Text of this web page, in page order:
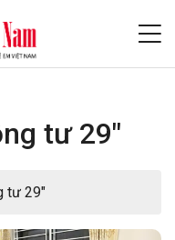
tư 29"
tư 29"